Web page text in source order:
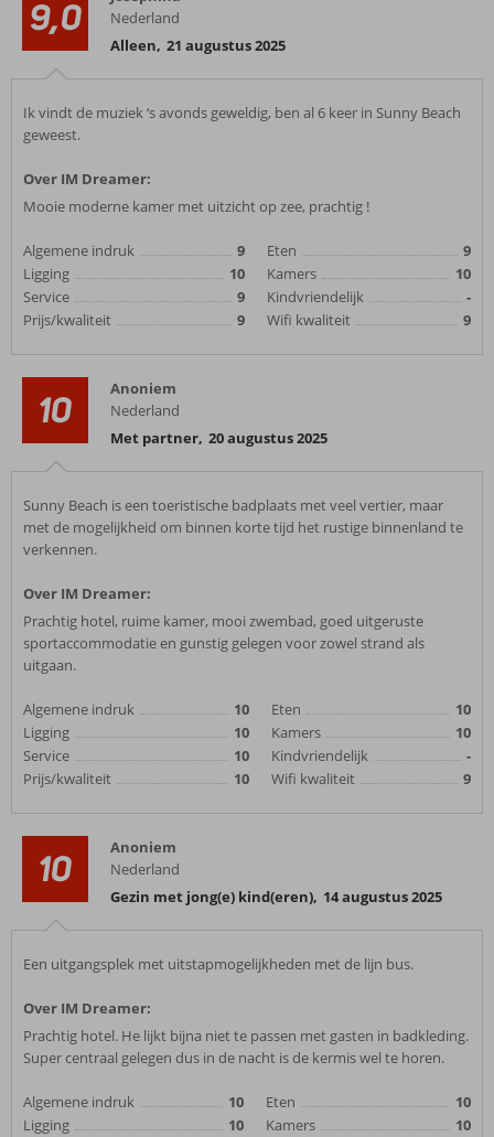
9,0
Nederland
Alleen, 21 augustus 2025
Ik vindt de muziek ‘s avonds geweldig, ben al 6 keer in Sunny Beach
geweest.
Over IM Dreamer:
Mooie moderne kamer met uitzicht op zee, prachtig !
Algemene indruk
9
Ligging
10
Service
9
Prijs/kwaliteit
9
Eten
9
Kamers
10
Kindvriendelijk
-
Wifi kwaliteit
9
10
Anoniem
Nederland
Met partner, 20 augustus 2025
Sunny Beach is een toeristische badplaats met veel vertier, maar
met de mogelijkheid om binnen korte tijd het rustige binnenland te
verkennen.
Over IM Dreamer:
Prachtig hotel, ruime kamer, mooi zwembad, goed uitgeruste
sportaccommodatie en gunstig gelegen voor zowel strand als
uitgaan.
Algemene indruk
10
Ligging
10
Service
10
Prijs/kwaliteit
10
Eten
10
Kamers
10
Kindvriendelijk
-
Wifi kwaliteit
9
10
Anoniem
Nederland
Gezin met jong(e) kind(eren), 14 augustus 2025
Een uitgangsplek met uitstapmogelijkheden met de lijn bus.
Over IM Dreamer:
Prachtig hotel. He lijkt bijna niet te passen met gasten in badkleding.
Super centraal gelegen dus in de nacht is de kermis wel te horen.
Algemene indruk
10
Ligging
10
Eten
10
Kamers
10